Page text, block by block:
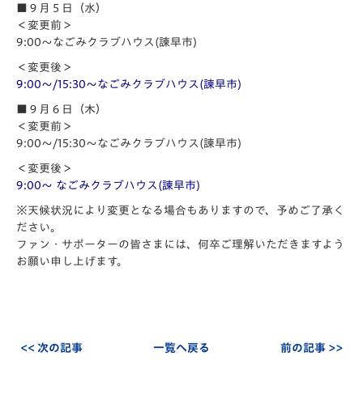
■９月５日（水）
＜変更前＞
9:00〜なごみクラブハウス(諫早市)
＜変更後＞
9:00～/15:30〜なごみクラブハウス(諫早市)
■９月６日（木）
＜変更前＞
9:00～/15:30〜なごみクラブハウス(諫早市)
＜変更後＞
9:00～ なごみクラブハウス(諫早市)
※天候状況により変更となる場合もありますので、予めご了承く
ださい。
ファン・サポーターの皆さまには、何卒ご理解いただきますよう
お願い申し上げます。
<< 次の記事 一覧へ戻る 前の記事 >>